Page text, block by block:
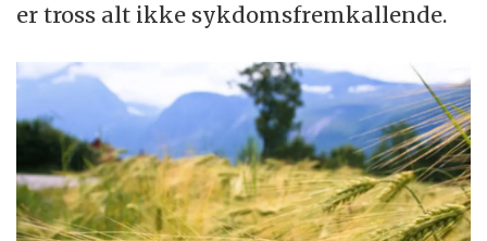
er tross alt ikke sykdomsfremkallende.